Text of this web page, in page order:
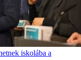
iskolába a